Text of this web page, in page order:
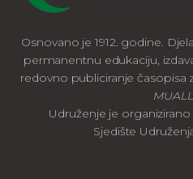
Osnovano je 1912. godine.
permanentnu edukaciju,
redovno publiciranje časopisa
Udruženje je
Sjedište